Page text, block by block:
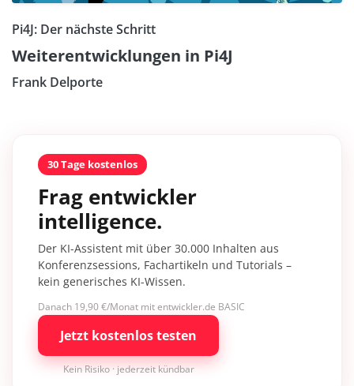
Pi4J: Der nächste Schritt
Weiterentwicklungen in Pi4J
Frank Delporte
30 Tage kostenlos
Frag entwickler
intelligence.
Der KI-Assistent mit über 30.000 Inhalten aus
Konferenzsessions, Fachartikeln und Tutorials –
kein generisches KI-Wissen.
Danach 19,90 €/Monat mit entwickler.de BASIC
Jetzt kostenlos testen
Kein Risiko · jederzeit kündbar